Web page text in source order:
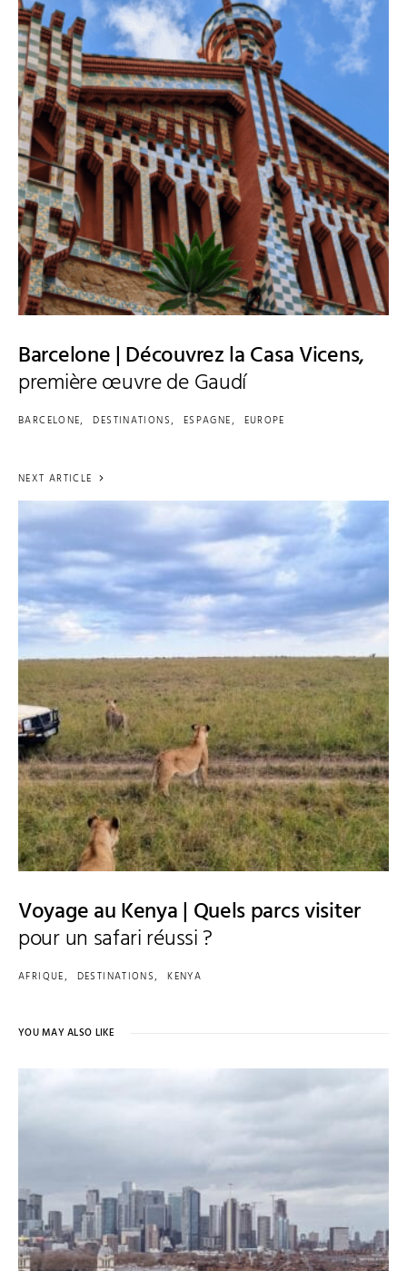
Barcelone | Découvrez la Casa Vicens,
première œuvre de Gaudí
BARCELONE DESTINATIONS ESPAGNE EUROPE
NEXT ARTICLE
Voyage au Kenya | Quels parcs visiter
pour un safari réussi ?
AFRIQUE DESTINATIONS KENYA
YOU MAY ALSO LIKE